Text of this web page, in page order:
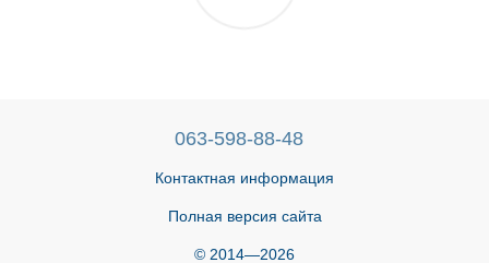
063-598-88-48
Контактная информация
Полная версия сайта
© 2014—2026